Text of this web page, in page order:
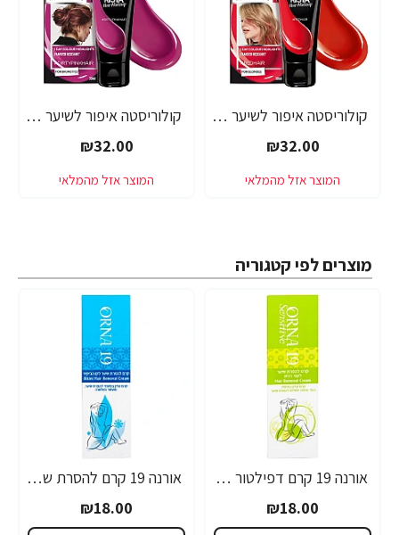
קולוריסטה איפור לשיער אדום 30 מ"ל - מבית L'OREAL PARIS
₪32.00
קולוריסטה איפור לשיער ורוד כהה 30 מ"ל - מבית L'OREAL PARIS
₪32.00
מוצרים לפי קטגוריה
אורנה 19 קרם דפילטור לעור רגיש 80 גרם
₪18.00
אורנה 19 קרם להסרת שיער לקו הביקיני 90 מ"ל
₪18.00